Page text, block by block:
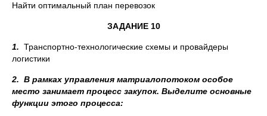
Найти оптимальный план перевозок
ЗАДАНИЕ 10
1. Транспортно-технологические схемы и провайдеры
логистики
2. В рамках управления матриалопотоком особое
место занимает процесс закупок. Выделите основные
функции этого процесса: